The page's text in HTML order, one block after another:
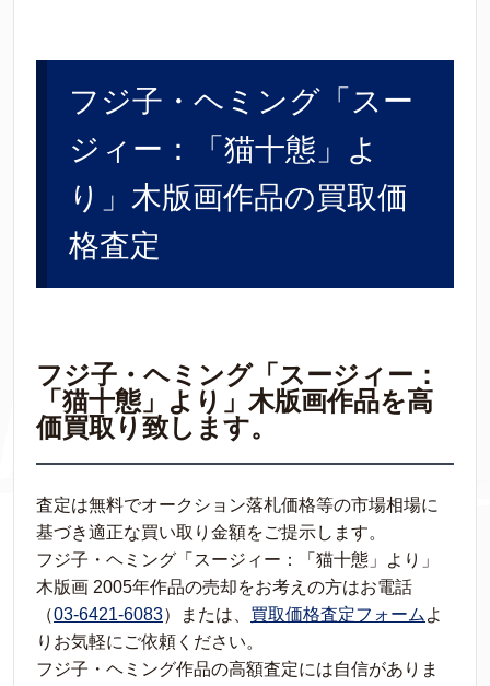
フジ子・ヘミング「スー
ジィー：「猫十態」よ
り」木版画作品の買取価
格査定
フジ子・ヘミング「スージィー：
「猫十態」より」木版画作品を高
価買取り致します。
査定は無料でオークション落札価格等の市場相場に
基づき適正な買い取り金額をご提示します。
フジ子・ヘミング「スージィー：「猫十態」より」
木版画 2005年作品の売却をお考えの方はお電話
（03-6421-6083）または、 買取価格査定フォーム よ
りお気軽にご依頼ください。
フジ子・ヘミング作品の高額査定には自信がありま